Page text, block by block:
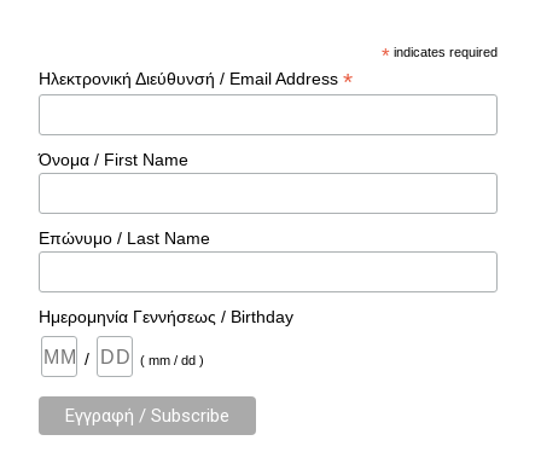
* indicates required
Ηλεκτρονική Διεύθυνσή / Email Address*
Όνομα / First Name
Επώνυμο / Last Name
Ημερομηνία Γεννήσεως / Birthday
/ ( mm / dd )